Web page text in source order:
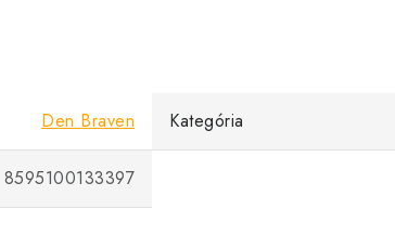
Den Braven Kategória
8595100133397